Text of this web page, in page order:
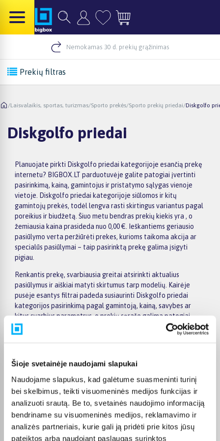
Šioje svetainėje naudojami slapukai
Naudojame slapukus, kad galėtume suasmeninti turinį
bei skelbimus, teikti visuomeninės medijos funkcijas ir
analizuoti srautą. Be to, svetainės naudojimo informaciją
bendriname su visuomeninės medijos, reklamavimo ir
analizės partneriais, kurie gali ją pridėti prie kitos jūsų
pateiktos arba naudojant paslaugas surinktos
Nemokamas 30 d. prekių grąžinimas
Prekių filtras
/Laisvalaikis, sportas, turizmas/Sporto prekės/Sporto prekių priedai/Diskgolfo
Diskgolfo priedai
Planuojate pirkti Diskgolfo priedai kategorijoje esančią prekę
internetu? BIGBOX.LT parduotuvėje galite patogiai įvertinti
pasirinkimą, kainą, gamintojus ir pristatymo sąlygas vienoje
vietoje. Diskgolfo priedai kategorijoje siūlomos ir kitų
gamintojų prekės, todėl lengva rasti skirtingus variantus pagal
poreikius ir biudžetą. Šiuo metu bendras prekių kiekis yra , o
žemiausia kaina prasideda nuo 0,00 €. Ieškantiems geriausio
pasiūlymo verta peržiūrėti prekes, kurioms taikoma akcija ar
specialūs pasiūlymai – taip pasirinktą prekę galima įsigyti
pigiau.
Renkantis prekę, svarbiausia greitai atsirinkti aktualius
pasiūlymus ir aiškiai matyti skirtumus tarp modelių. Kairėje
pusėje esantys filtrai padeda susiaurinti Diskgolfo priedai
kategorijos pasirinkimą pagal gamintoją, kainą, savybes ar
kitus svarbius parametrus, o prekių sąraše galima patogiai
palyginti skirtingus pasiūlymus. Atidarius konkrečios prekės
puslapį, rasite detalesnę informaciją apie techninius duomenis,
todėl sprendimą priimti bus lengviau.
apmokėjimą dalimis – visoms prekėms nuo 150 Eur taikomas
nemokamas 24 mėnesių lizingas, todėl norimą prekę galima
įsigyti išsimokėtinai. Užsakymus pristatome visoje Lietuvoje:
pristatymas į paštomatus kainuoja nuo 2,29 €, o užsakymams
nuo 499 € pristatymas į paštomatą nemokamas; kurjerio
pristatymo kaina prasideda nuo 2,99 €. Sandėlyje esančios